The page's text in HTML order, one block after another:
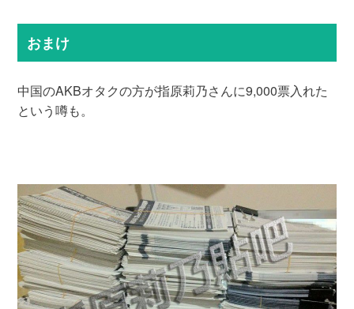
おまけ
中国のAKBオタクの方が指原莉乃さんに9,000票入れた
という噂も。